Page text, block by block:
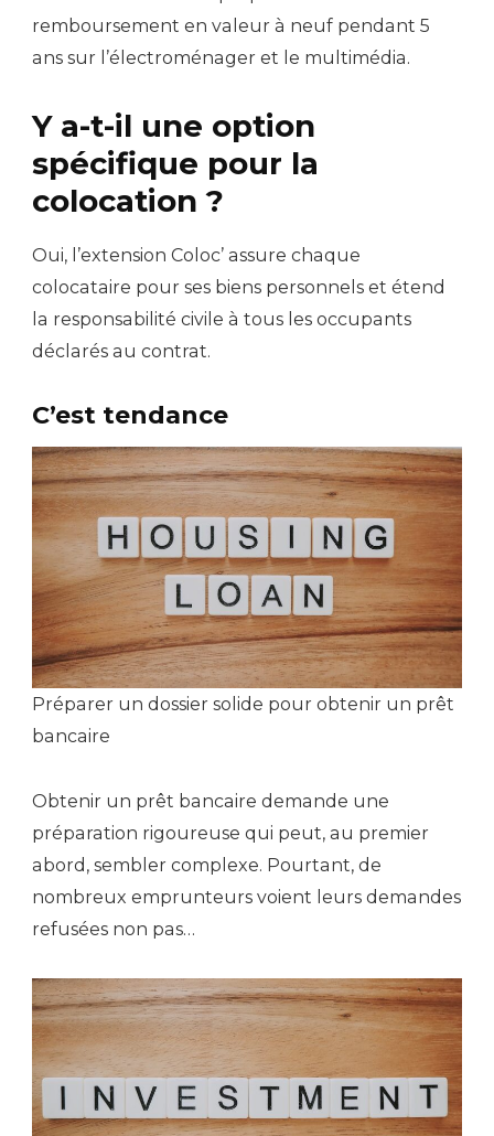
remboursement en valeur à neuf pendant 5
ans sur l’électroménager et le multimédia.
Y a-t-il une option
spécifique pour la
colocation ?
Oui, l’extension Coloc’ assure chaque
colocataire pour ses biens personnels et étend
la responsabilité civile à tous les occupants
déclarés au contrat.
C’est tendance
Préparer un dossier solide pour obtenir un prêt
bancaire
Obtenir un prêt bancaire demande une
préparation rigoureuse qui peut, au premier
abord, sembler complexe. Pourtant, de
nombreux emprunteurs voient leurs demandes
refusées non pas…